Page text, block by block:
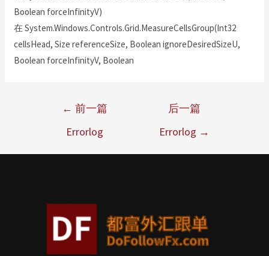
Boolean forceInfinityV)
在 System.Windows.Controls.Grid.MeasureCellsGroup(Int32
cellsHead, Size referenceSize, Boolean ignoreDesiredSizeU,
Boolean forceInfinityV, Boolean
← 前一篇
Errorlog
后一篇
Errorlog →